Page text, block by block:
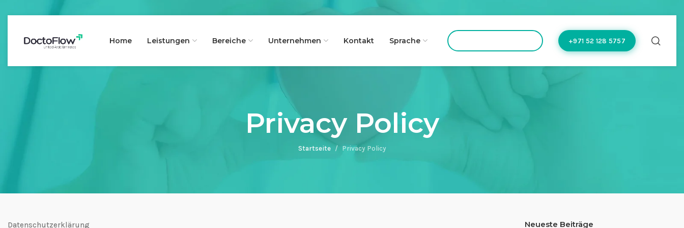
Home Leistungen Bereiche Unternehmen Kontakt Sprache +971 52 128 5757
Privacy Policy
Startseite Privacy Policy
Datenschutzerklärung Neueste Beiträge